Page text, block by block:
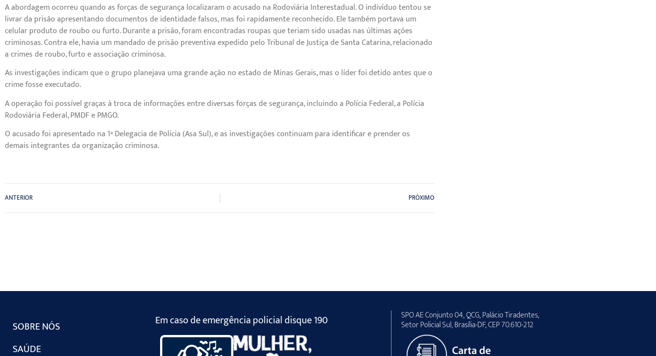
A abordagem ocorreu quando as forças de segurança localizaram o acusado na Rodoviária Interestadual. O indivíduo tentou se
livrar da prisão apresentando documentos de identidade falsos, mas foi rapidamente reconhecido. Ele também portava um
celular produto de roubo ou furto. Durante a prisão, foram encontradas roupas que teriam sido usadas nas últimas ações
criminosas. Contra ele, havia um mandado de prisão preventiva expedido pelo Tribunal de Justiça de Santa Catarina, relacionado
a crimes de roubo, furto e associação criminosa.
As investigações indicam que o grupo planejava uma grande ação no estado de Minas Gerais, mas o líder foi detido antes que o
crime fosse executado.
A operação foi possível graças à troca de informações entre diversas forças de segurança, incluindo a Polícia Federal, a Polícia
Rodoviária Federal, PMDF e PMGO.
O acusado foi apresentado na 1ª Delegacia de Polícia (Asa Sul), e as investigações continuam para identificar e prender os
demais integrantes da organização criminosa.
ANTERIOR PRÓXIMO
SOBRE NÓS
SAÚDE
Em caso de emergência policial disque 190 SPO AE Conjunto 04, QCG, Palácio Tiradentes,
Setor Policial Sul, Brasília-DF, CEP 70.610-212